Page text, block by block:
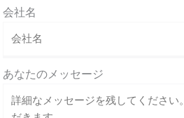
会社名
あなたのメッセージ